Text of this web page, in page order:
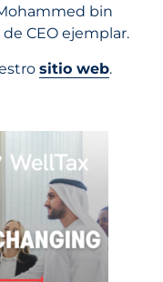
bin
CEO ejemplar.
sitio web.